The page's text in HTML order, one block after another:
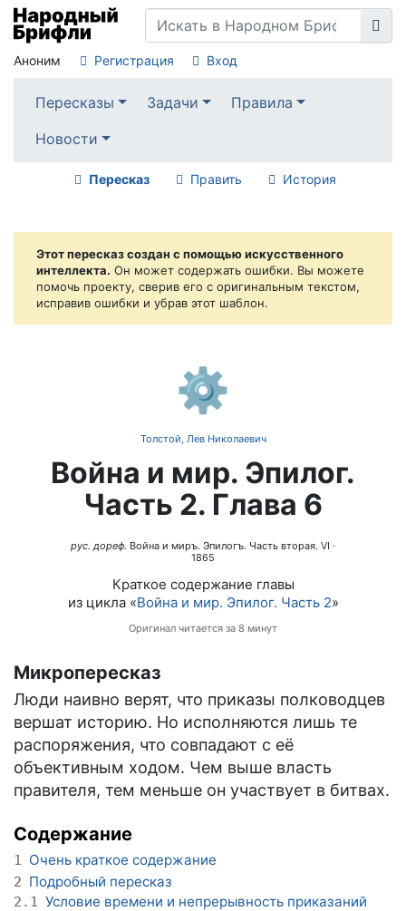
Аноним Регистрация Вход
Пересказы Задачи
Правила
Новости
Пересказ Править История
Этот пересказ создан с помощью искусственного
интеллекта. Он может содержать ошибки. Вы можете
помочь проекту, сверив его с оригинальным текстом,
исправив ошибки и убрав этот шаблон.
⚙️
Толстой, Лев Николаевич
Война и мир. Эпилог.
Часть 2. Глава 6
рус. дореф. Война и миръ. Эпилогъ. Часть вторая. VI ·
1865
Краткое содержание главы
из цикла «Война и мир. Эпилог. Часть 2»
Оригинал читается за 8 минут
Микропересказ
Люди наивно верят, что приказы полководцев
вершат историю. Но исполняются лишь те
распоряжения, что совпадают с её
объективным ходом. Чем выше власть
правителя, тем меньше он участвует в битвах.
Содержание
1 Очень краткое содержание
2 Подробный пересказ
2.1 Условие времени и непрерывность приказаний